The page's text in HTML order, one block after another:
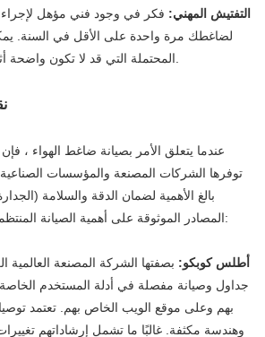
التفتيش المهني: فكر في وجود فني مؤهل
لضاغطك مرة واحدة على الأقل في السنة.
المحتملة التي قد لا تكون واضحة أثناء الشيكات الروتينية.
عندما يتعلق الأمر بصيانة ضاغط الهواء ، فإن
توفرها الشركات المصنعة والمؤسسات
بالغ الأهمية لضمان الدقة والسلامة
المصادر الموثوقة على أهمية الصيانة المنتظمة وتقديم إرشادات قيمة:
أطلس كوبكو: بصفتها الشركة المصنعة العالمية
بهم وعلى موقع الويب الخاص بهم. تعتمد
وهندسة مكثفة. غالبًا ما تشمل إرشاداتهم